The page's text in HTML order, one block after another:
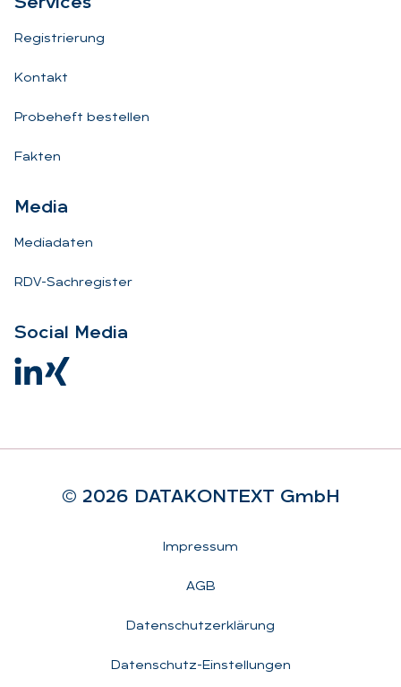
Registrierung
Kontakt
Probeheft bestellen
Fakten
Me­dia
Mediadaten
RDV-Sachregister
So­ci­al Me­dia
© 2026 DA­TA­KON­TEXT GmbH
Impressum
AGB
Datenschutzerklärung
Datenschutz-Einstellungen